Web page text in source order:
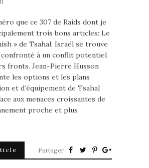
que ce 307 de Raids dont je
trois bons articles: Le
» de Tsahal: Israël se trouve
confronté à un conflit potentiel
fronts. Jean-Pierre Husson
les options et les plans
et d’équipement de Tsahal
aux menaces croissantes de
proche et plus
Partager